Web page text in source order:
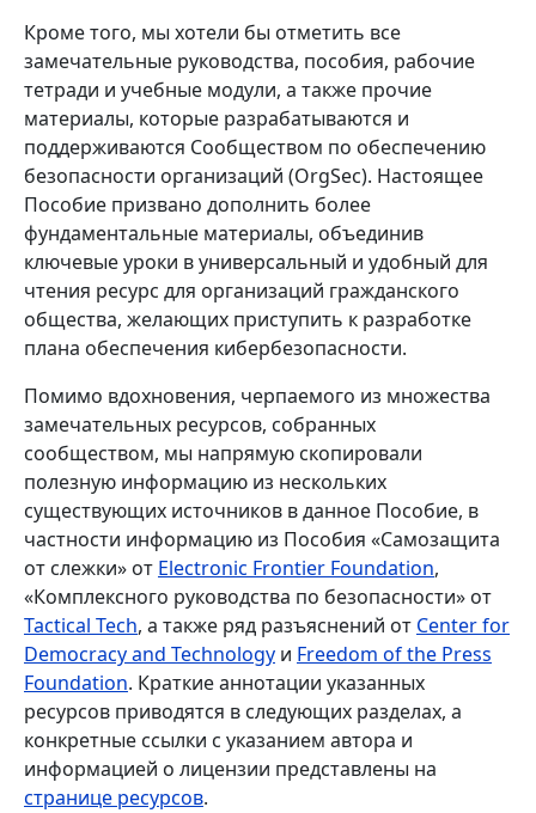
Кроме того, мы хотели бы отметить все
замечательные руководства, пособия, рабочие
тетради и учебные модули, а также прочие
материалы, которые разрабатываются и
поддерживаются Сообществом по обеспечению
безопасности организаций (OrgSec). Настоящее
Пособие призвано дополнить более
фундаментальные материалы, объединив
ключевые уроки в универсальный и удобный для
чтения ресурс для организаций гражданского
общества, желающих приступить к разработке
плана обеспечения кибербезопасности.
Помимо вдохновения, черпаемого из множества
замечательных ресурсов, собранных
сообществом, мы напрямую скопировали
полезную информацию из нескольких
существующих источников в данное Пособие, в
частности информацию из Пособия «Самозащита
от слежки» от Electronic Frontier Foundation,
«Комплексного руководства по безопасности» от
Tactical Tech, а также ряд разъяснений от Center for
Democracy and Technology и Freedom of the Press
Foundation. Краткие аннотации указанных
ресурсов приводятся в следующих разделах, а
конкретные ссылки с указанием автора и
информацией о лицензии представлены на
странице ресурсов.